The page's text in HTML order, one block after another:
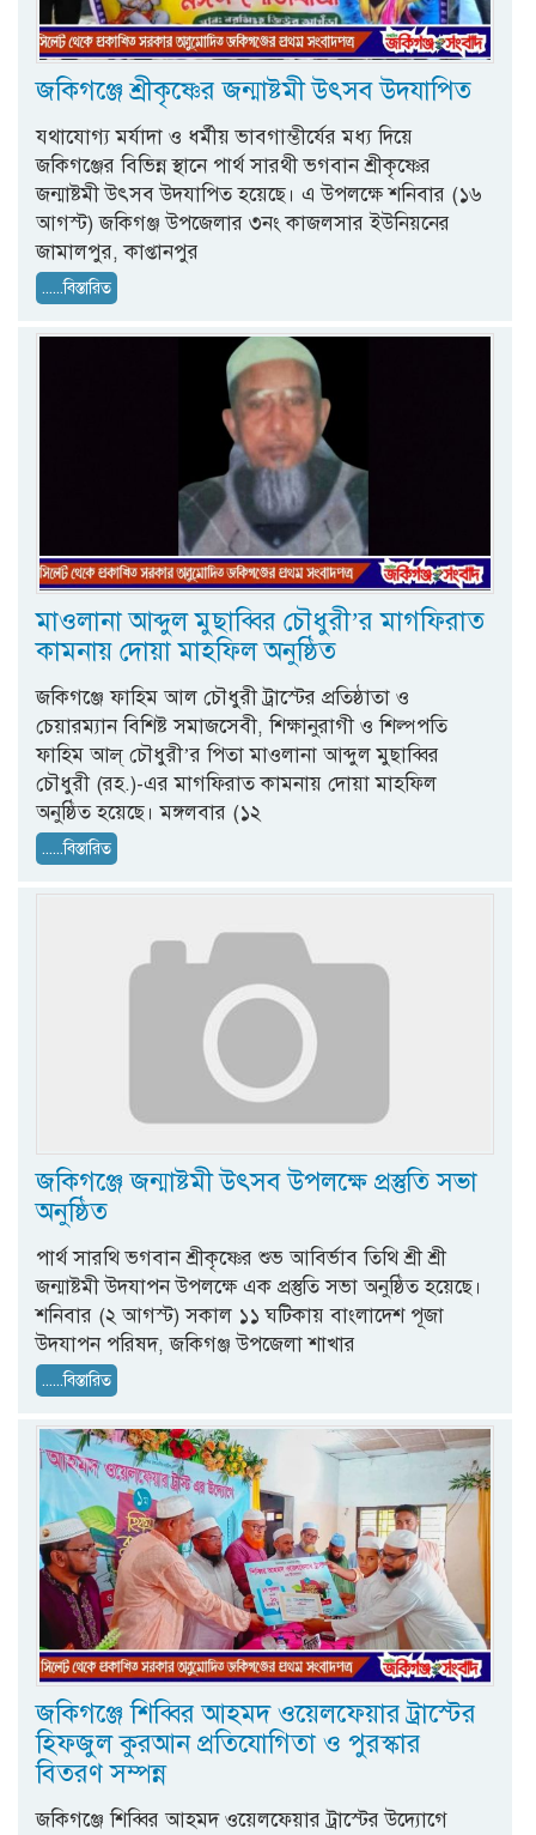
জকিগঞ্জে শ্রীকৃষ্ণের জন্মাষ্টমী উৎসব উদযাপিত
যথাযোগ্য মর্যাদা ও ধর্মীয় ভাবগাম্ভীর্যের মধ্য দিয়ে
জকিগঞ্জের বিভিন্ন স্থানে পার্থ সারথী ভগবান শ্রীকৃষ্ণের
জন্মাষ্টমী উৎসব উদযাপিত হয়েছে। এ উপলক্ষে শনিবার (১৬
আগস্ট) জকিগঞ্জ উপজেলার ৩নং কাজলসার ইউনিয়নের
জামালপুর, কাপ্তানপুর
......বিস্তারিত
মাওলানা আব্দুল মুছাব্বির চৌধুরী’র মাগফিরাত
কামনায় দোয়া মাহফিল অনুষ্ঠিত
জকিগঞ্জে ফাহিম আল চৌধুরী ট্রাস্টের প্রতিষ্ঠাতা ও
চেয়ারম্যান বিশিষ্ট সমাজসেবী, শিক্ষানুরাগী ও শিল্পপতি
ফাহিম আল্ চৌধুরী’র পিতা মাওলানা আব্দুল মুছাব্বির
চৌধুরী (রহ.)-এর মাগফিরাত কামনায় দোয়া মাহফিল
অনুষ্ঠিত হয়েছে। মঙ্গলবার (১২
......বিস্তারিত
জকিগঞ্জে জন্মাষ্টমী উৎসব উপলক্ষে প্রস্তুতি সভা
অনুষ্ঠিত
পার্থ সারথি ভগবান শ্রীকৃষ্ণের শুভ আবির্ভাব তিথি শ্রী শ্রী
জন্মাষ্টমী উদযাপন উপলক্ষে এক প্রস্তুতি সভা অনুষ্ঠিত হয়েছে।
শনিবার (২ আগস্ট) সকাল ১১ ঘটিকায় বাংলাদেশ পূজা
উদযাপন পরিষদ, জকিগঞ্জ উপজেলা শাখার
......বিস্তারিত
জকিগঞ্জে শিব্বির আহমদ ওয়েলফেয়ার ট্রাস্টের
হিফজুল কুরআন প্রতিযোগিতা ও পুরস্কার
বিতরণ সম্পন্ন
জকিগঞ্জে শিব্বির আহমদ ওয়েলফেয়ার ট্রাস্টের উদ্যোগে